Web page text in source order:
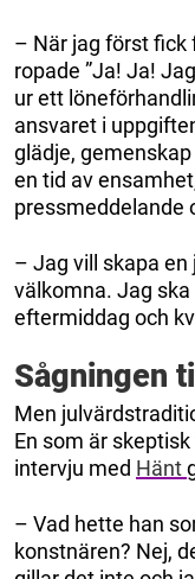
– När jag först fick
ropade ”Ja! Ja!
ur ett
ansvaret i
glädje,
en tid av
pressmeddelande
– Jag vill skapa en
välkomna. Jag
eftermiddag och
Sågningen
Men
En som är
intervju med Hänt
– Vad hette han
konstnären? Nej,